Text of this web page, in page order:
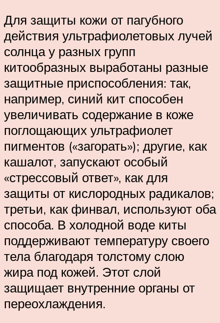
Для защиты кожи от пагубного
действия ультрафиолетовых лучей
солнца у разных групп
китообразных выработаны разные
защитные приспособления: так,
например, синий кит способен
увеличивать содержание в коже
поглощающих ультрафиолет
пигментов («загорать»); другие, как
кашалот, запускают особый
«стрессовый ответ», как для
защиты от кислородных радикалов;
третьи, как финвал, используют оба
способа. В холодной воде киты
поддерживают температуру своего
тела благодаря толстому слою
жира под кожей. Этот слой
защищает внутренние органы от
переохлаждения.